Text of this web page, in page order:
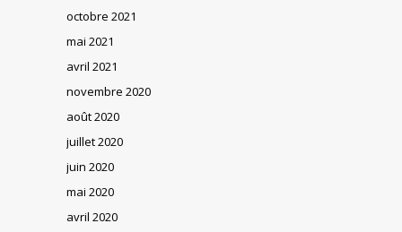
octobre 2021
mai 2021
avril 2021
novembre 2020
août 2020
juillet 2020
juin 2020
mai 2020
avril 2020